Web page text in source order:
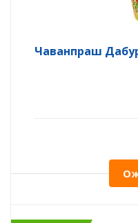
Чаванпраш